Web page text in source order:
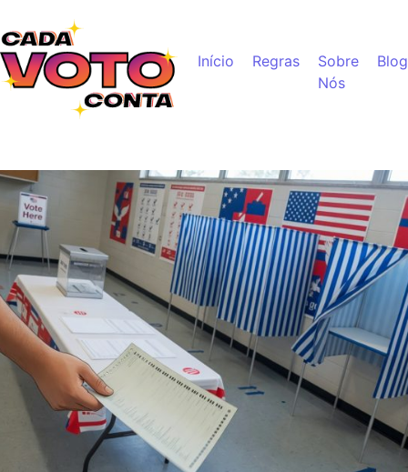
Início Regras
Sobre
Nós
Blog